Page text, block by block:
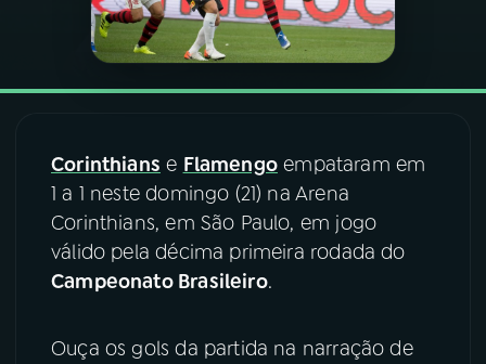
PODCASTS
06VIDEOCASTS
07ÚLTIMAS
08 FESTIVAL DE MÚSICA
YouTube Facebook
Corinthians e Flamengoempataram em
1 a 1 neste domingo (21) na Arena
Corinthians, em São Paulo, em jogo
válido pela décima primeira rodada do
Campeonato Brasileiro.
Ouça os gols da partida na narração de